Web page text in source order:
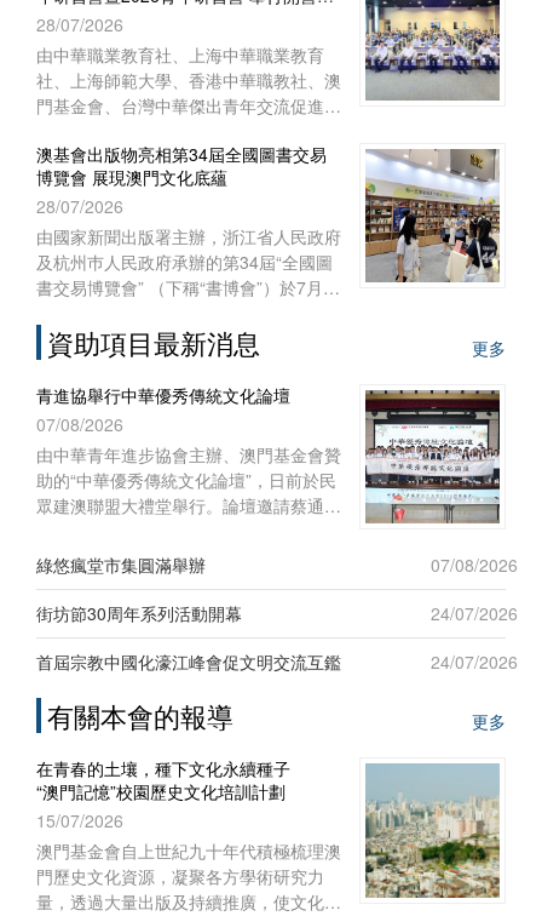
澳門特別行政區聯絡辦公室宣傳文體部、
經濟部和澳門基金會作為澳門協辦單位，
一共組織了45位澳門代表前往內蒙古自
治區出席活動。
式
28/07/2026
由中華職業教育社、上海中華職業教育
社、上海師範大學、香港中華職教社、澳
門基金會、台灣中華傑出青年交流促進會
國教科文組織教師教育中心協辦之“青年
匯‧文化緣‧中華情——第十五屆台灣青年
研習營暨2026青年研習營”開營儀式於
2026年7月28日上午在上海聯合國教科文
組織教師教育中心舉行。來自台灣、香
港、澳門29所院校的60多名師生，和上
為期七天的文化交流與研習體驗之旅。
澳基會出版物亮相第34屆全國圖書交易
博覽會 展現澳門文化底蘊
28/07/2026
由國家新聞出版署主辦，浙江省人民政府
及杭州巿人民政府承辦的第34屆“全國圖
書交易博覽會” （下稱“書博會”）於7月
利舉行。澳門基金會作為澳門出版界代表
再度參展，攜近年出版的多領域精品圖書
亮相，向內地及各地讀者展現澳門豐富的
出版成果與文化底蘊。
資助項目最新消息
更多
青進協舉行中華優秀傳統文化論壇
07/08/2026
由中華青年進步協會主辦、澳門基金會贊
助的“中華優秀傳統文化論壇”，日前於民
眾建澳聯盟大禮堂舉行。論壇邀請蔡通中
新發展”為題，吸引六十名來自台灣地區
及澳門本地青年踴躍參與，現場互動熱
烈。
綠悠瘋堂市集圓滿舉辦
07/08/2026
街坊節30周年系列活動開幕
24/07/2026
首屆宗教中國化濠江峰會促文明交流互鑑
24/07/2026
有關本會的報導
更多
在青春的土壤，種下文化永續種子
“澳門記憶”校園歷史文化培訓計劃
15/07/2026
澳門基金會自上世紀九十年代積極梳理澳
門歷史文化資源，凝聚各方學術研究力
量，透過大量出版及持續推廣，使文化保